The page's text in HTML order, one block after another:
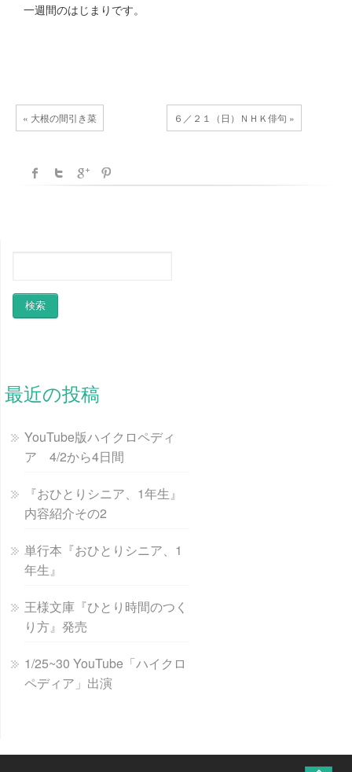
一週間のはじまりです。
« 大根の間引き菜 ６／２１（日）ＮＨＫ俳句 »
最近の投稿
YouTube版ハイクロペディ
ア 4/2から4日間
『おひとりシニア、1年生』
内容紹介その2
単行本『おひとりシニア、1
年生』
王様文庫『ひとり時間のつく
り方』発売
1/25~30 YouTube「ハイクロ
ペディア」出演
↑